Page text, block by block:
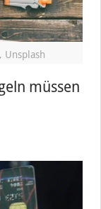
Unsplash
müssen